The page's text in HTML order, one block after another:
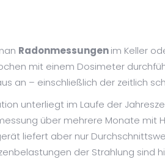
Radonmessungenim Keller
mit einem Dosimeter
an – einschließlich der zeitlich
unterliegt im Laufe der
über mehrere Monate mit
liefert aber nur
der Strahlung sind